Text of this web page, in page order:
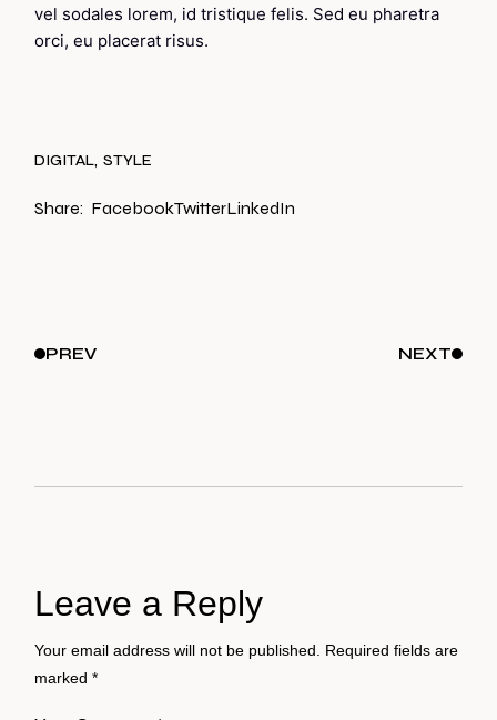
vel sodales lorem, id tristique felis. Sed eu pharetra
orci, eu placerat risus.
DIGITAL STYLE
Share: FacebookTwitterLinkedIn
PREV NEXT
Leave a Reply
Your email address will not be published.
Required fields are
marked*